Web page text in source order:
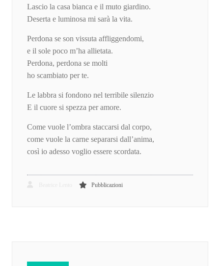
Lascio la casa bianca e il muto giardino.
Deserta e luminosa mi sarà la vita.
Perdona se son vissuta affliggendomi,
e il sole poco m’ha allietata.
Perdona, perdona se molti
ho scambiato per te.
Le labbra si fondono nel terribile silenzio
E il cuore si spezza per amore.
Come vuole l’ombra staccarsi dal corpo,
come vuole la carne separarsi dall’anima,
così io adesso voglio essere scordata.
Pubblicazioni